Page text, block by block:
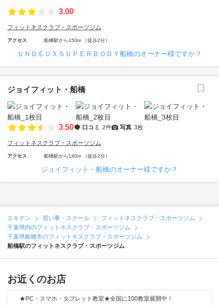
3.00
フィットネスクラブ・スポーツジム
アクセス 船橋駅から150m （徒歩2分）
ＵＮＤＥＵＸＳＵＰＥＲＢＯＤＹ船橋のオーナー様ですか？
ジョイフィット・船橋
3.50 口コミ 2件 写真 3枚
フィットネスクラブ・スポーツジム
アクセス 船橋駅から140m （徒歩2分）
ジョイフィット・船橋のオーナー様ですか？
エキテン 習い事・スクール
フィットネスクラブ・スポーツジム
千葉県内のフィットネスクラブ・スポーツジム
千葉県船橋市のフィットネスクラブ・スポーツジム
船橋駅のフィットネスクラブ・スポーツジム
お近くのお店
★PC・スマホ・タブレット教室★全国に100教室展開中！